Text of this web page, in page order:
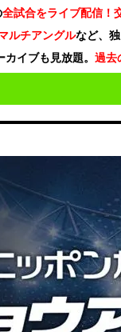
全試合をライブ配信！
ルチアングルなど、
イブも見放題。 過去